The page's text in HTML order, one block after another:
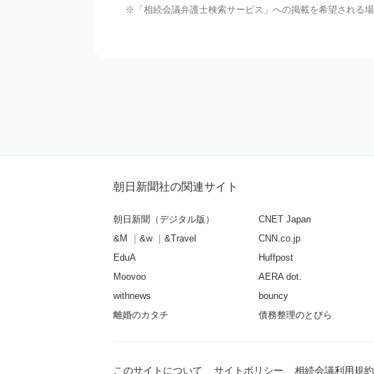
「相続会議弁護士検索サービス」への掲載を希望される
朝日新聞社の関連サイト
朝日新聞（デジタル版）
&M
&w
&Travel
EduA
Moovoo
withnews
離婚のカタチ
CNET Japan
CNN.co.jp
Huffpost
AERA dot.
bouncy
債務整理のとびら
このサイトについて サイトポリシー 相続会議利用規約